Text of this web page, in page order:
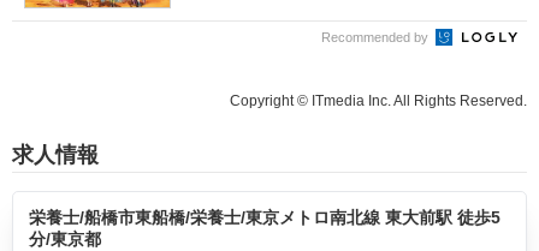
Recommended by
Copyright © ITmedia Inc. All Rights Reserved.
求人情報
栄養士/船橋市東船橋/栄養士/東京メトロ南北線 東大前駅 徒歩5
分/東京都